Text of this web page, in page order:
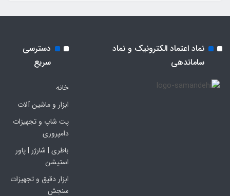
نماد اعتماد الکترونیک و نماد
ساماندهی
دسترسی
سریع
خانه
ابزار و ماشین آلات
پت شاپ و تجهیزات
دامپروری
باطری | شارژر | پاور
استیشن
ابزار دقیق و تجهیزات
سنجش